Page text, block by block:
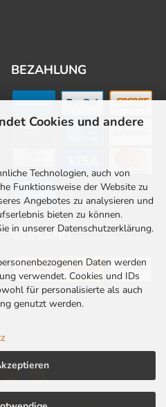
Cookies und andere
Technologien, auch von
Funktionsweise der Website zu
Angebotes zu analysieren und
bieten zu können.
in unserer Datenschutzerklärung.
Daten werden
verwendet. Cookies und IDs
für personalisierte als auch
genutzt werden.
BEZAHLUNG
VERSAND